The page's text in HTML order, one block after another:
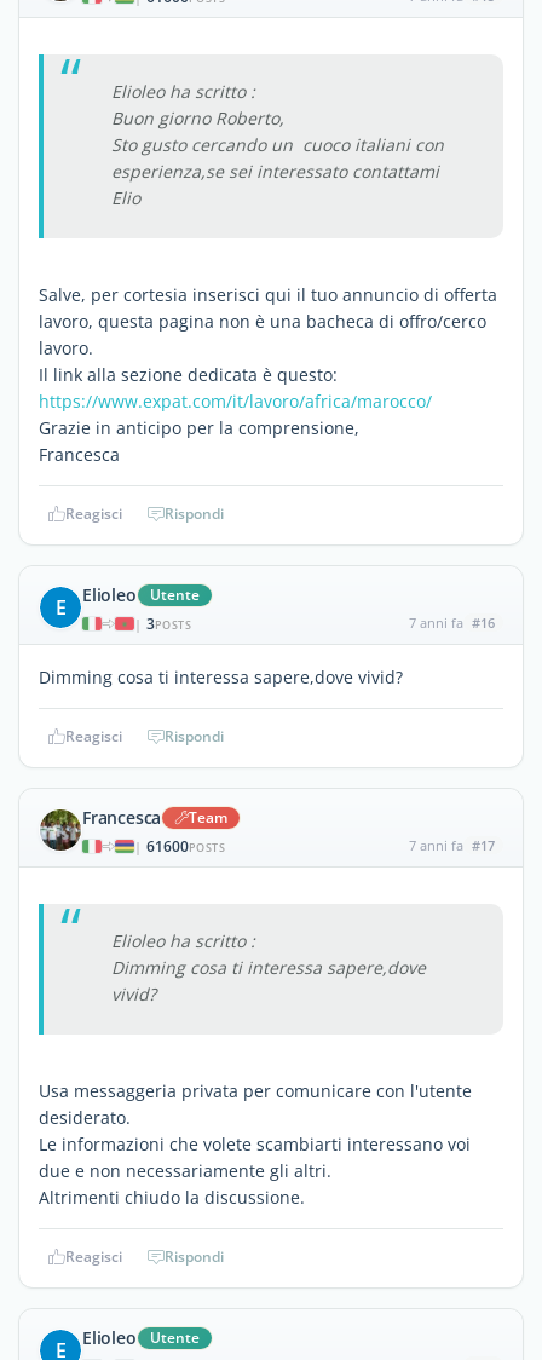
Elioleo ha scritto :
Buon giorno Roberto,
Sto gusto cercando un cuoco italiani con
esperienza,se sei interessato contattami
Elio
Salve, per cortesia inserisci qui il tuo annuncio di offerta
lavoro, questa pagina non è una bacheca di offro/cerco
lavoro.
Il link alla sezione dedicata è questo:
https://www.expat.com/it/lavoro/africa/marocco/
Grazie in anticipo per la comprensione,
Francesca
Reagisci Rispondi
E Elioleo Utente
| 3POSTS 7 anni fa #16
Dimming cosa ti interessa sapere,dove vivid?
Reagisci Rispondi
Francesca Team
| 61600POSTS 7 anni fa #17
Elioleo ha scritto :
Dimming cosa ti interessa sapere,dove
vivid?
Usa messaggeria privata per comunicare con l'utente
desiderato.
Le informazioni che volete scambiarti interessano voi
due e non necessariamente gli altri.
Altrimenti chiudo la discussione.
Reagisci Rispondi
E Elioleo Utente